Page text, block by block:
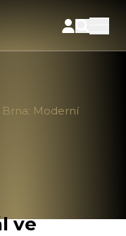
Brna: Moderní
ve